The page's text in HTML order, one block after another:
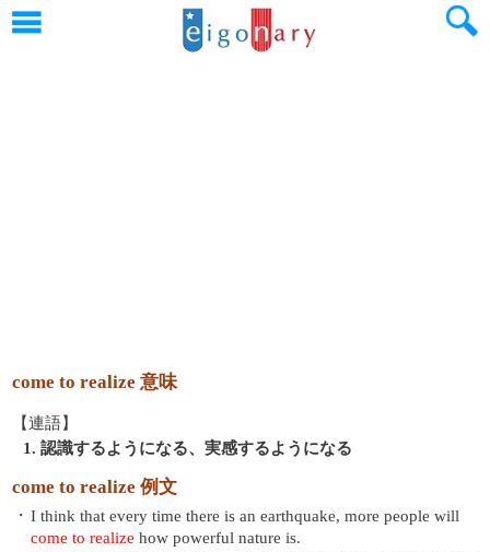
come to realize 意味
【連語】
1. 認識するようになる、実感するようになる
come to realize 例文
・ I think that every time there is an earthquake, more people will
come to realize how powerful nature is.